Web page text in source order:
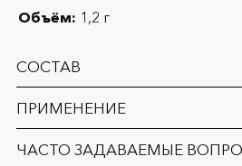
Объём: 1,2 г
СОСТАВ
ПРИМЕНЕНИЕ
ЧАСТО ЗАДАВАЕМЫЕ